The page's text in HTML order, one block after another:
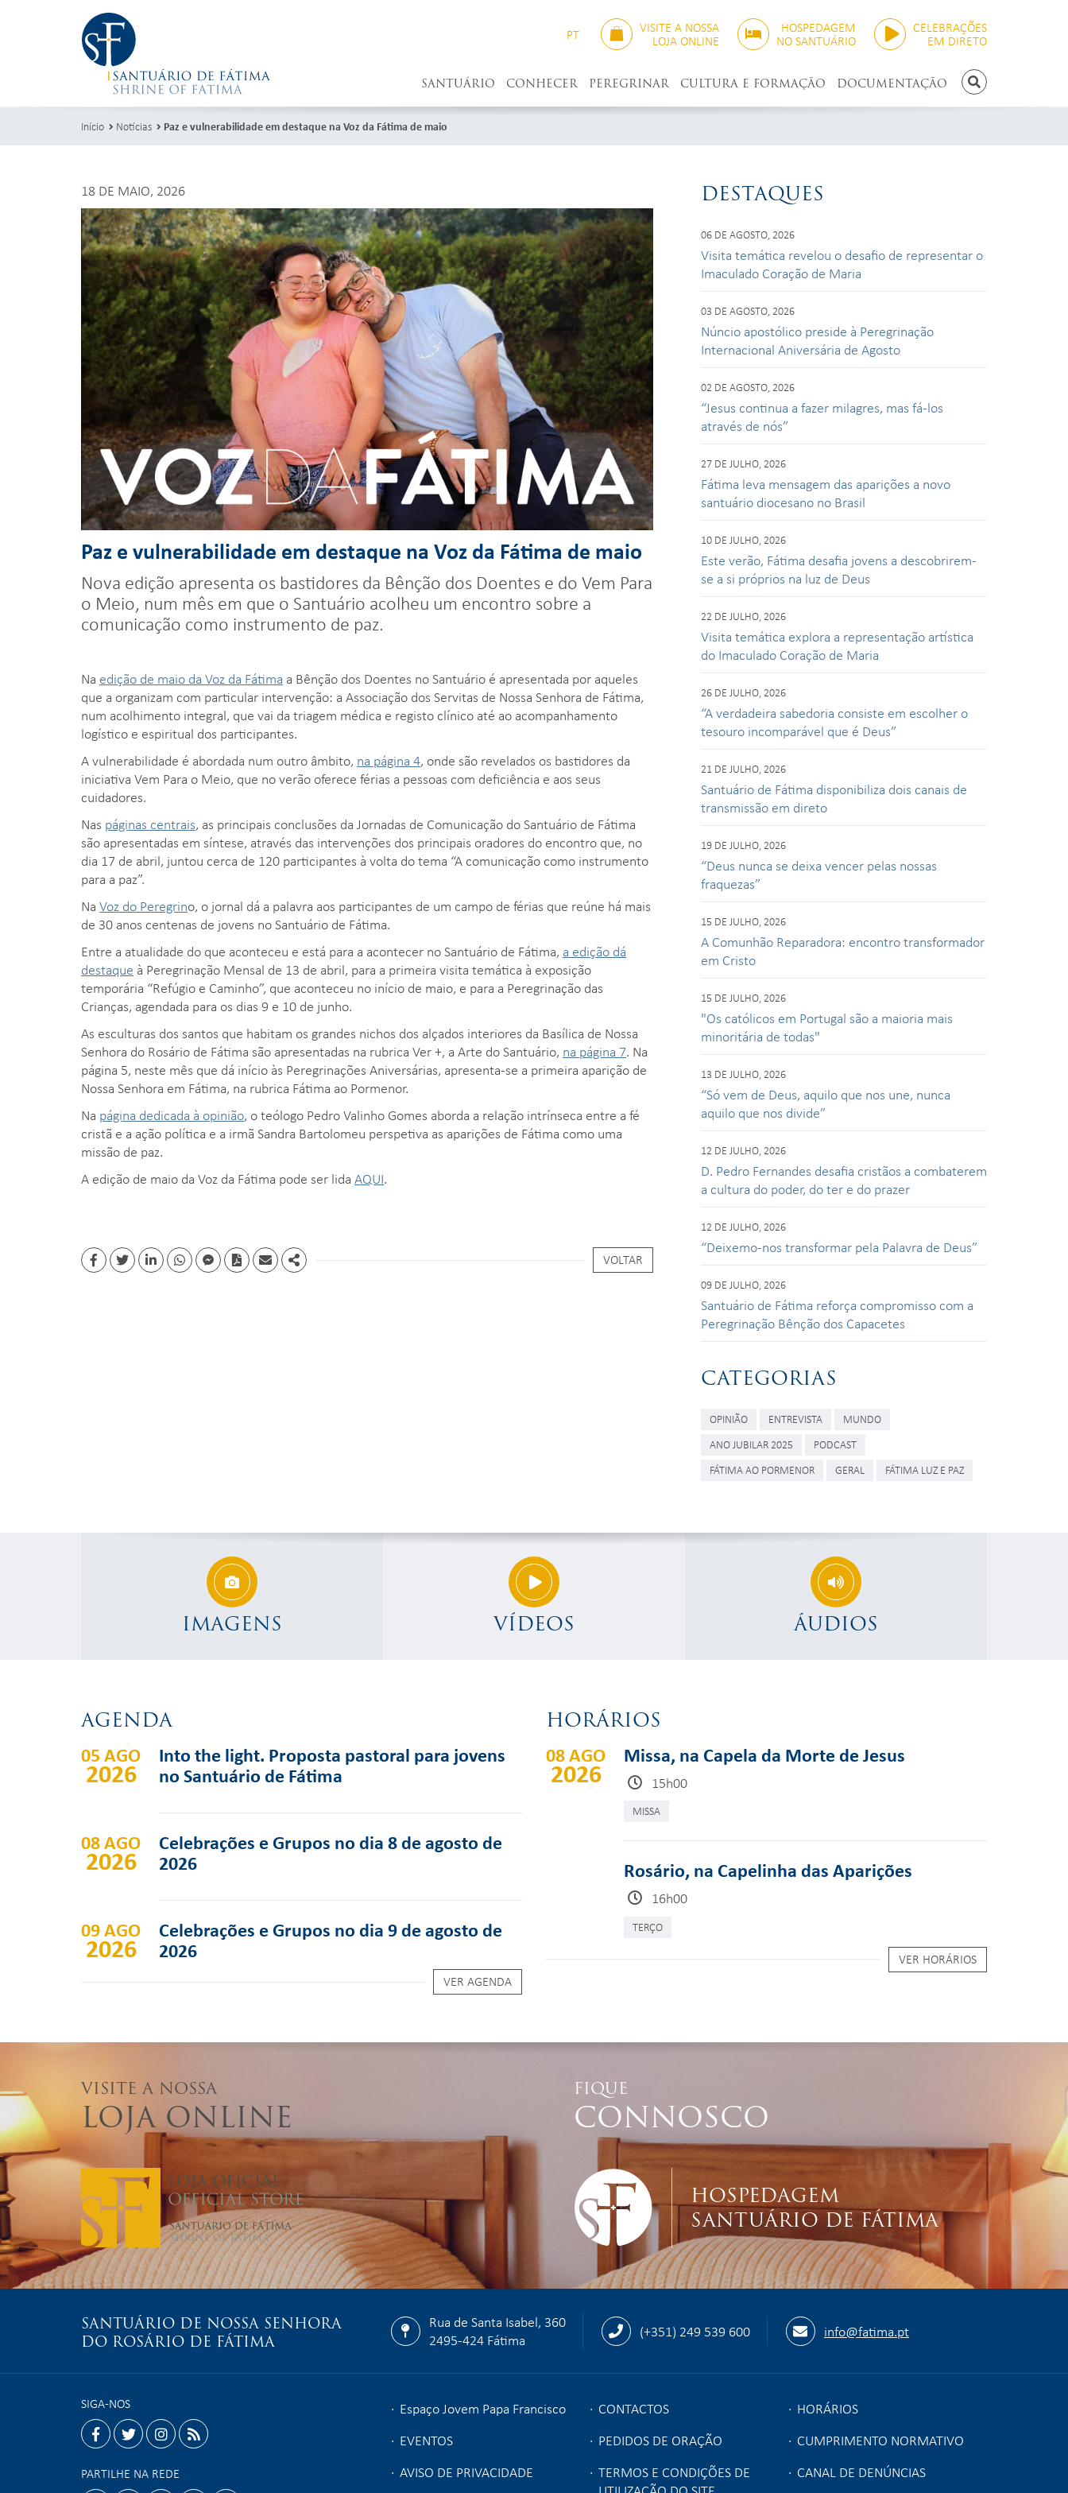
PT VISITE A NOSSA
LOJA ONLINE
HOSPEDAGEM
NO SANTUÁRIO
CELEBRAÇÕES
EM DIRETO
PESQUISAR
SANTUÁRIO CONHECER PEREGRINAR CULTURA E FORMAÇÃO DOCUMENTAÇÃO
Início Notícias Paz e vulnerabilidade em destaque na Voz da Fátima de maio
18 DE MAIO, 2026
Paz e vulnerabilidade em destaque na Voz da Fátima de maio
Nova edição apresenta os bastidores da Bênção dos Doentes e do Vem Para
o Meio, num mês em que o Santuário acolheu um encontro sobre a
comunicação como instrumento de paz.
Na edição de maio da Voz da Fátima a Bênção dos Doentes no Santuário é apresentada por aqueles
que a organizam com particular intervenção: a Associação dos Servitas de Nossa Senhora de Fátima,
num acolhimento integral, que vai da triagem médica e registo clínico até ao acompanhamento
logístico e espiritual dos participantes.
A vulnerabilidade é abordada num outro âmbito, na página 4, onde são revelados os bastidores da
iniciativa Vem Para o Meio, que no verão oferece férias a pessoas com deficiência e aos seus
cuidadores.
Nas páginas centrais, as principais conclusões da Jornadas de Comunicação do Santuário de Fátima
são apresentadas em síntese, através das intervenções dos principais oradores do encontro que, no
dia 17 de abril, juntou cerca de 120 participantes à volta do tema “A comunicação como instrumento
para a paz”.
Na Voz do Peregrino, o jornal dá a palavra aos participantes de um campo de férias que reúne há mais
de 30 anos centenas de jovens no Santuário de Fátima.
Entre a atualidade do que aconteceu e está para a acontecer no Santuário de Fátima, a edição dá
destaque à Peregrinação Mensal de 13 de abril, para a primeira visita temática à exposição
temporária “Refúgio e Caminho”, que aconteceu no início de maio, e para a Peregrinação das
Crianças, agendada para os dias 9 e 10 de junho.
As esculturas dos santos que habitam os grandes nichos dos alçados interiores da Basílica de Nossa
Senhora do Rosário de Fátima são apresentadas na rubrica Ver +, a Arte do Santuário, na página 7. Na
página 5, neste mês que dá início às Peregrinações Aniversárias, apresenta-se a primeira aparição de
Nossa Senhora em Fátima, na rubrica Fátima ao Pormenor.
Na página dedicada à opinião, o teólogo Pedro Valinho Gomes aborda a relação intrínseca entre a fé
cristã e a ação política e a irmã Sandra Bartolomeu perspetiva as aparições de Fátima como uma
missão de paz.
A edição de maio da Voz da Fátima pode ser lida AQUI.
FacebookTwitterLinkedinwhatsappfacebook messenger
PDF EmailShare
VOLTAR
DESTAQUES
06 DE AGOSTO, 2026
Visita temática revelou o desafio de representar o
Imaculado Coração de Maria
03 DE AGOSTO, 2026
Núncio apostólico preside à Peregrinação
Internacional Aniversária de Agosto
02 DE AGOSTO, 2026
“Jesus continua a fazer milagres, mas fá-los
através de nós”
27 DE JULHO, 2026
Fátima leva mensagem das aparições a novo
santuário diocesano no Brasil
10 DE JULHO, 2026
Este verão, Fátima desafia jovens a descobrirem-
se a si próprios na luz de Deus
22 DE JULHO, 2026
Visita temática explora a representação artística
do Imaculado Coração de Maria
26 DE JULHO, 2026
“A verdadeira sabedoria consiste em escolher o
tesouro incomparável que é Deus”
21 DE JULHO, 2026
Santuário de Fátima disponibiliza dois canais de
transmissão em direto
19 DE JULHO, 2026
“Deus nunca se deixa vencer pelas nossas
fraquezas”
15 DE JULHO, 2026
A Comunhão Reparadora: encontro transformador
em Cristo
15 DE JULHO, 2026
"Os católicos em Portugal são a maioria mais
minoritária de todas"
13 DE JULHO, 2026
“Só vem de Deus, aquilo que nos une, nunca
aquilo que nos divide”
12 DE JULHO, 2026
D. Pedro Fernandes desafia cristãos a combaterem
a cultura do poder, do ter e do prazer
12 DE JULHO, 2026
“Deixemo-nos transformar pela Palavra de Deus”
09 DE JULHO, 2026
Santuário de Fátima reforça compromisso com a
Peregrinação Bênção dos Capacetes
CATEGORIAS
OPINIÃO ENTREVISTA
MUNDO
ANO JUBILAR 2025
PODCAST
FÁTIMA AO PORMENOR
GERAL FÁTIMA LUZ E PAZ
IMAGENS VÍDEOS ÁUDIOS
AGENDA
05 AGO
2026
Into the light. Proposta pastoral para jovens
no Santuário de Fátima
08 AGO
2026
Celebrações e Grupos no dia 8 de agosto de
2026
09 AGO
2026
Celebrações e Grupos no dia 9 de agosto de
2026
VER AGENDA
HORÁRIOS
08 AGO
2026
Missa, na Capela da Morte de Jesus
15h00
MISSA
Rosário, na Capelinha das Aparições
16h00
TERÇO
VER HORÁRIOS
VISITE A NOSSA
LOJA ONLINE
FIQUE
CONNOSCO
HOSPEDAGEM
SANTUÁRIO DE FÁTIMA
SANTUÁRIO DE NOSSA SENHORA
DO ROSÁRIO DE FÁTIMA
Rua de Santa Isabel, 360
2495-424 Fátima
(+351) 249 539 600 info@fatima.pt
Espaço Jovem Papa Francisco CONTACTOS
HORÁRIOS
EVENTOS
PEDIDOS DE ORAÇÃO
CUMPRIMENTO NORMATIVO
AVISO DE PRIVACIDADE
TERMOS E CONDIÇÕES DE
CANAL DE DENÚNCIAS
SIGA-NOS
facebooktwitterinstagram
rss
PARTILHE NA REDE